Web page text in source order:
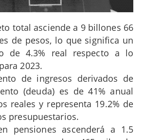
total asciende a 9 billones 66
de pesos, lo que significa un
de 4.3% real respecto a lo
2023.
de ingresos derivados de
(deuda) es de 41% anual
reales y representa 19.2% de
presupuestarios.
pensiones ascenderá a 1.5